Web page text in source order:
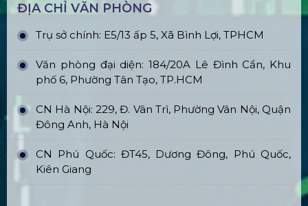
ĐỊA CHỈ VĂN PHÒNG
Trụ sở chính: E5/13 ấp 5, Xã Bình Lợi, TPHCM
Văn phòng đại diện: 184/20A Lê Đình Cẩn, Khu
phố 6, Phường Tân Tạo, TP.HCM
CN Hà Nội: 229, Đ. Vân Trì, Phường Vân Nội, Quận
Đông Anh, Hà Nội
CN Phú Quốc: ĐT45, Dương Đông, Phú Quốc,
Kiên Giang